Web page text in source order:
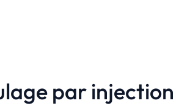
par injection